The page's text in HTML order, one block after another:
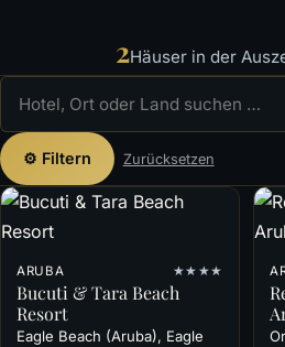
2Häuser in der
⚙ Filtern Zurücksetzen
ARUBA ★★★★
Bucuti & Tara Beach
Resort
Eagle Beach (Aruba), Eagle